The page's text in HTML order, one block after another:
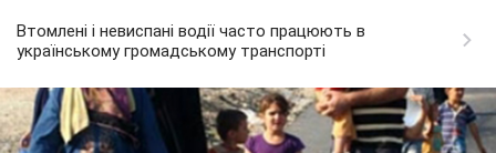
Втомлені і невиспані водії часто працюють в
українському громадському транспорті